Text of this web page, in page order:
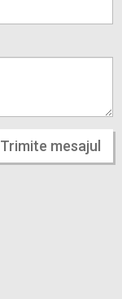
Trimite mesajul